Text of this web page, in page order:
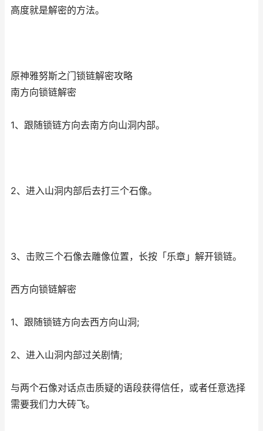
高度就是解密的方法。
原神雅努斯之门锁链解密攻略
南方向锁链解密
1、跟随锁链方向去南方向山洞内部。
2、进入山洞内部后去打三个石像。
3、击败三个石像去雕像位置，长按「乐章」解开锁链。
西方向锁链解密
1、跟随锁链方向去西方向山洞;
2、进入山洞内部过关剧情;
与两个石像对话点击质疑的语段获得信任，或者任意选择
需要我们力大砖飞。